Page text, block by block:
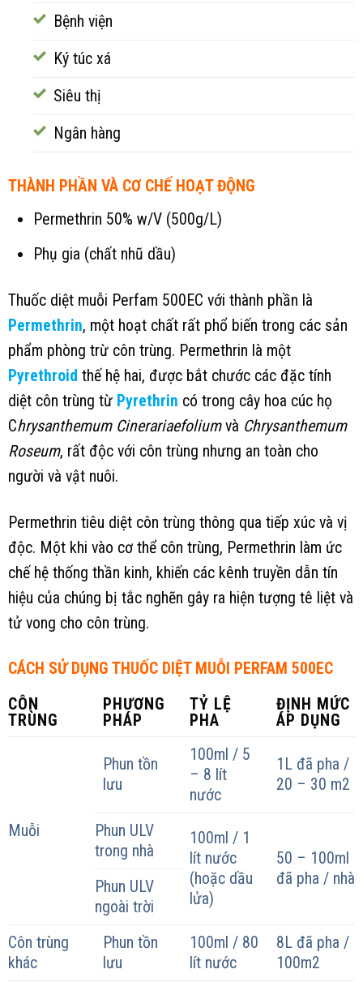
Bệnh viện
Ký túc xá
Siêu thị
Ngân hàng
THÀNH PHẦN VÀ CƠ CHẾ HOẠT ĐỘNG
Permethrin 50% w/V (500g/L)
Phụ gia (chất nhũ dầu)
Thuốc diệt muỗi Perfam 500EC với thành phần là
Permethrin, một hoạt chất rất phổ biến trong các sản
phẩm phòng trừ côn trùng. Permethrin là một
Pyrethroid thế hệ hai, được bắt chước các đặc tính
diệt côn trùng từ Pyrethrin có trong cây hoa cúc họ
Chrysanthemum Cinerariaefoliumvà Chrysanthemum
Roseum, rất độc với côn trùng nhưng an toàn cho
người và vật nuôi.
Permethrin tiêu diệt côn trùng thông qua tiếp xúc và vị
độc. Một khi vào cơ thể côn trùng, Permethrin làm ức
chế hệ thống thần kinh, khiến các kênh truyền dẫn tín
hiệu của chúng bị tắc nghẽn gây ra hiện tượng tê liệt và
tử vong cho côn trùng.
CÁCH SỬ DỤNG THUỐC DIỆT MUỖI PERFAM 500EC
CÔN
TRÙNG
PHƯƠNG
PHÁP
TỶ LỆ
PHA
ĐỊNH MỨC
ÁP DỤNG
Muỗi
Phun tồn
lưu
100ml / 5
– 8 lít
nước
1L đã pha /
20 – 30 m2
Phun ULV
trong nhà
100ml / 1
lít nước
(hoặc dầu
lửa)
50 – 100ml
đã pha / nhà
Phun ULV
ngoài trời
Côn trùng
khác
Phun tồn
lưu
100ml / 80
lít nước
8L đã pha /
100m2